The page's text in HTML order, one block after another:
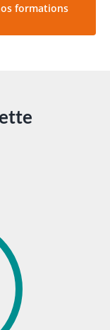
formations